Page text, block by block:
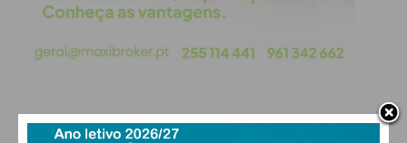
Eu li e concordo com os
termos e